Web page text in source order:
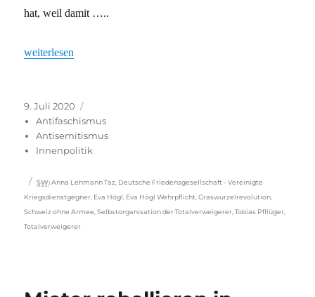
hat, weil damit …..
„Wehrpflicht gegen rechts?“
weiterlesen
Veröffentlicht
am
9. Juli 2020
Antifaschismus
Antisemitismus
Innenpolitik
Schlagwörter
SW: Anna Lehmann Taz Deutsche Friedensgesellschaft - Vereinigte
Kriegsdienstgegner Eva Högl Eva Högl Wehrpflicht ,Graswurzelrevolution
Schweiz ohne Armee ,Selbstorganisation der Totalverweigerer ,Tobias Pfllüger
Totalverweigerer